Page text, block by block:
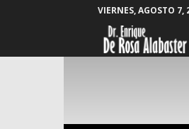
VIERNES, AGOSTO 7,